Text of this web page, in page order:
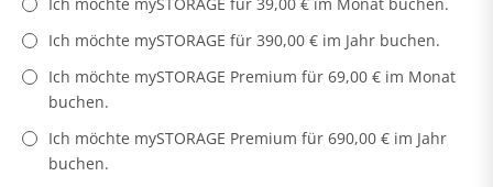
Ich möchte mySTORAGE für 390,00 € im Jahr buchen.
Ich möchte mySTORAGE Premium für 69,00 € im Monat
buchen.
Ich möchte mySTORAGE Premium für 690,00 € im Jahr
buchen.